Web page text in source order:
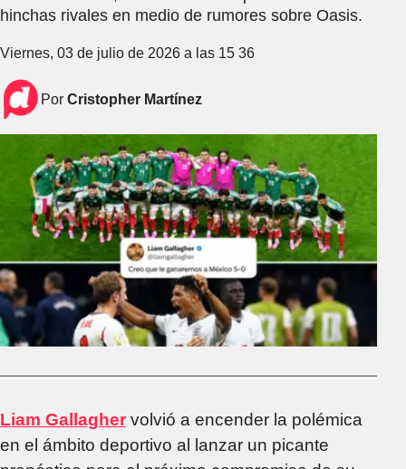
hinchas rivales en medio de rumores sobre Oasis.
Viernes, 03 de julio de 2026 a las 15 36
Por Cristopher Martínez
Liam Gallagher volvió a encender la polémica
en el ámbito deportivo al lanzar un picante